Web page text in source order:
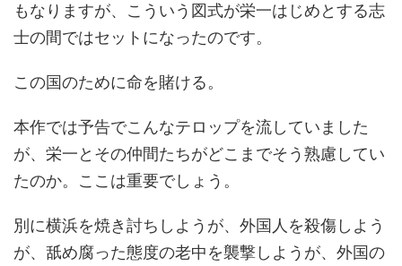
もなりますが、こういう図式が栄一はじめとする志
士の間ではセットになったのです。
この国のために命を賭ける。
本作では予告でこんなテロップを流していました
が、栄一とその仲間たちがどこまでそう熟慮してい
たのか。ここは重要でしょう。
別に横浜を焼き討ちしようが、外国人を殺傷しよう
が、舐め腐った態度の老中を襲撃しようが、外国の